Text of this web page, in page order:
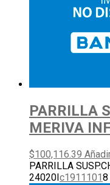
PARRILLA
MERIVA
$100,116.39
PARRILLA
24020Ic19111018